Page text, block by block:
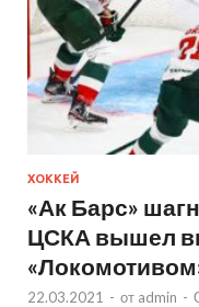
ХОККЕЙ
«Ак Барс»
ЦСКА вышел
22.03.2021 - от admin -